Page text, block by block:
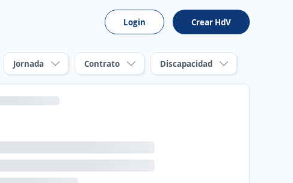
Login Crear HdV
Jornada Contrato Discapacidad